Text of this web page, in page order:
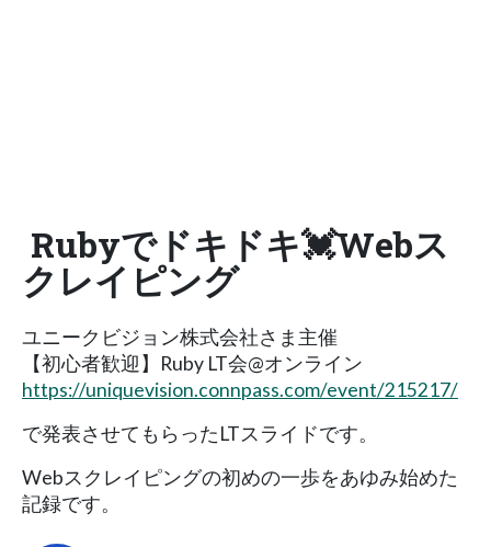
Rubyでドキドキ💓Webス
クレイピング
ユニークビジョン株式会社さま主催
【初心者歓迎】Ruby LT会@オンライン
https://uniquevision.connpass.com/event/215217/
で発表させてもらったLTスライドです。
Webスクレイピングの初めの一歩をあゆみ始めた
記録です。